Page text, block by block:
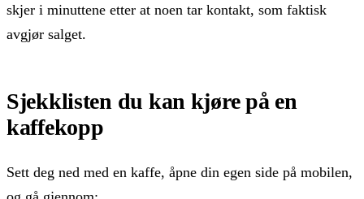
skjer i minuttene etter at noen tar kontakt, som faktisk
avgjør salget.
Sjekklisten du kan kjøre på en
kaffekopp
Sett deg ned med en kaffe, åpne din egen side på mobilen,